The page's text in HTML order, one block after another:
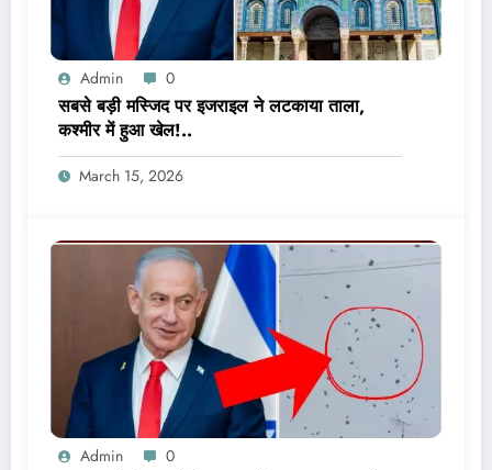
Admin 0
सबसे बड़ी मस्जिद पर इजराइल ने लटकाया ताला,
कश्मीर में हुआ खेल!..
March 15, 2026
Admin 0